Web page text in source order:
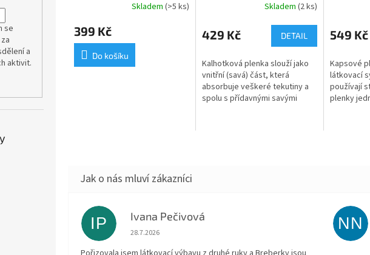
se
za
a
aktivit.
Skladem (>5 ks)
399 Kč
Do košíku
Skladem (2 ks)
429 Kč DETAIL
Kalhotková plenka slouží jako
vnitřní (savá) část, která
absorbuje veškeré tekutiny a
spolu s přídavnými savými
549 Kč
Kapsové
látkovací
používají
plenky
IP Ivana Pečivová
Hodnocení obchodu je 5 z 5 hvězdiček.
28.7.2026
NN